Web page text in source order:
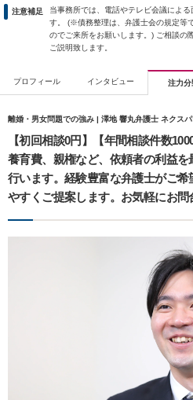
注意補足
当事務所では、電話やテレビ会議によ
す。 (※債務整理は、弁護士会の規定等
のでご来所をお願いします。) ご相談の
ご説明致します。
プロフィール インタビュー 注力分
離婚・男女問題での強み | 澤地 響丸弁護士 ネクス
【初回相談0円】【年間相談件数
養育費、親権など、依頼者の利益
行います。経験豊富な弁護士がご
やすくご提案します。お気軽にお問